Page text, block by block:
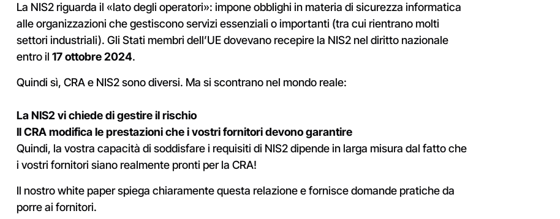
La NIS2 riguarda il «lato degli operatori»: impone obblighi in materia di sicurezza informatica
alle organizzazioni che gestiscono servizi essenziali o importanti (tra cui rientrano molti
settori industriali). Gli Stati membri dell’UE dovevano recepire la NIS2 nel diritto nazionale
entro il 17 ottobre 2024.
Quindi sì, CRA e NIS2 sono diversi. Ma si scontrano nel mondo reale:
La NIS2 vi chiede di gestire il rischio
Il CRA modifica le prestazioni che i vostri fornitori devono garantire
Quindi, la vostra capacità di soddisfare i requisiti di NIS2 dipende in larga misura dal fatto che
i vostri fornitori siano realmente pronti per la CRA!
Il nostro white paper spiega chiaramente questa relazione e fornisce domande pratiche da
porre ai fornitori.